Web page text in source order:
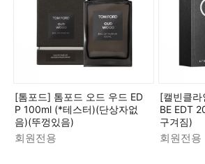
[톰포드] 톰포드 오드 우드 ED
P 100ml (*테스터)(단상자없
음)(뚜껑있음)
회원전용
[캘빈클
BE EDT
구겨짐)
회원전용